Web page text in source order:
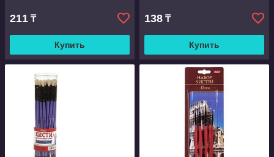
211 ₸
Купить
138 ₸
Купить